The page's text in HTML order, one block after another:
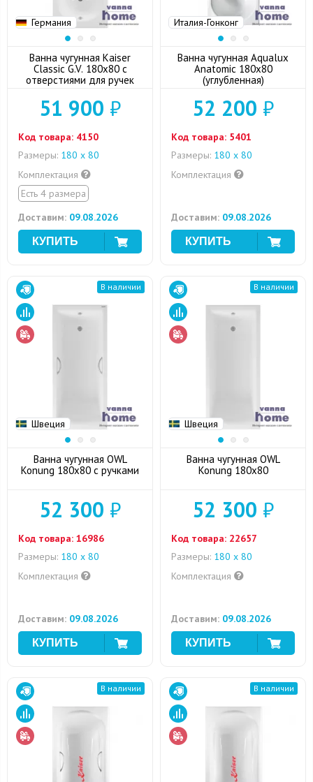
Германия
Ванна чугунная Kaiser
Classic G.V. 180x80 с
отверстиями для ручек
51 900 ₽
Код товара: 4150
Размеры: 180 x 80
Комплектация
Есть 4 размера
Доставим: 09.08.2026
Италия-Гонконг
Ванна чугунная Aqualux
Anatomic 180x80
(углубленная)
52 200 ₽
Код товара: 5401
Размеры: 180 x 80
Комплектация
Доставим: 09.08.2026
Швеция
В наличии
Ванна чугунная OWL
Konung 180x80 с ручками
52 300 ₽
Код товара: 16986
Размеры: 180 x 80
Комплектация
Доставим: 09.08.2026
Швеция
В наличии
Ванна чугунная OWL
Konung 180x80
52 300 ₽
Код товара: 22657
Размеры: 180 x 80
Комплектация
Доставим: 09.08.2026
В наличии В наличии